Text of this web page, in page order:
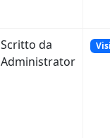
Scritto da
Administrator